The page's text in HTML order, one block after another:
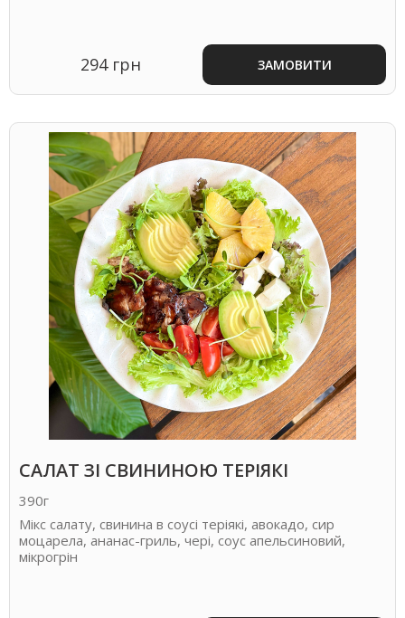
294 грн ЗАМОВИТИ
САЛАТ ЗІ СВИНИНОЮ ТЕРІЯКІ
390г
Мікс салату, свинина в соусі теріякі, авокадо, сир
моцарела, ананас-гриль, чері, соус апельсиновий,
мікрогрін